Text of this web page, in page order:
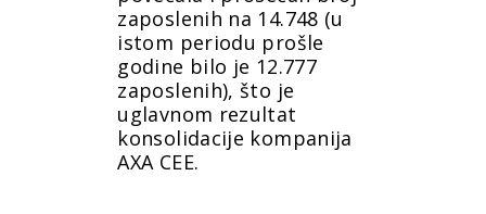
zaposlenih na 14.748 (u
istom periodu prošle
godine bilo je 12.777
zaposlenih), što je
uglavnom rezultat
konsolidacije kompanija
AXA CEE.